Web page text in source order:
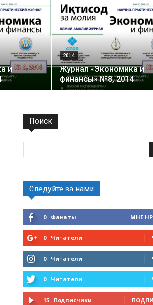
и
2014
Журнал «Экономика и
финансы» №8, 2014
Поиск
Следуйте за нами
0 Фанаты МНЕ
0 Читатели
0 Читатели
0 Читатели
15 Подписчики